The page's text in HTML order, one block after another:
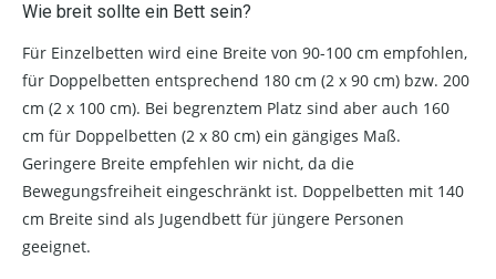
Wie breit sollte ein Bett sein?
Für Einzelbetten wird eine Breite von 90-100 cm empfohlen,
für Doppelbetten entsprechend 180 cm (2 x 90 cm) bzw. 200
cm (2 x 100 cm). Bei begrenztem Platz sind aber auch 160
cm für Doppelbetten (2 x 80 cm) ein gängiges Maß.
Geringere Breite empfehlen wir nicht, da die
Bewegungsfreiheit eingeschränkt ist. Doppelbetten mit 140
cm Breite sind als Jugendbett für jüngere Personen
geeignet.